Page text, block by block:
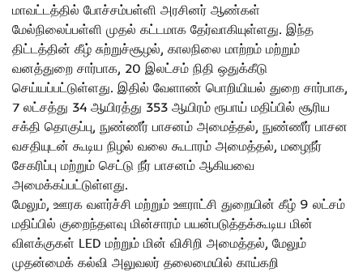
மாவட்டத்தில் போச்சம்பள்ளி அரசினர் ஆண்கள்
மேல்நிலைப்பள்ளி முதல் கட்டமாக தேர்வாகியுள்ளது. இந்த
திட்டத்தின் கீழ் சுற்றுச்சூழல், காலநிலை மாற்றம் மற்றும்
வனத்துறை சார்பாக, 20 இலட்சம் நிதி ஒதுக்கீடு
செய்யப்பட்டுள்ளது. இதில் வேளாண் பொறியியல் துறை சார்பாக,
7 லட்சத்து 34 ஆயிரத்து 353 ஆயிரம் ரூபாய் மதிப்பில் சூரிய
சக்தி தொகுப்பு, நுண்ணீர் பாசனம் அமைத்தல், நுண்ணீர் பாசன
வசதியுடன் கூடிய நிழல் வலை கூடாரம் அமைத்தல், மழைநீர்
சேகரிப்பு மற்றும் செட்டு நீர் பாசனம் ஆகியவை
அமைக்கப்பட்டுள்ளது.
மேலும், ஊரக வளர்ச்சி மற்றும் ஊராட்சி துறையின் கீழ் 9 லட்சம்
மதிப்பில் குறைந்தளவு மின்சாரம் பயன்படுத்தக்கூடிய மின்
விளக்குகள் LED மற்றும் மின் விசிறி அமைத்தல், மேலும்
முதன்மைக் கல்வி அலுவலர் தலைமையில் காய்கறி